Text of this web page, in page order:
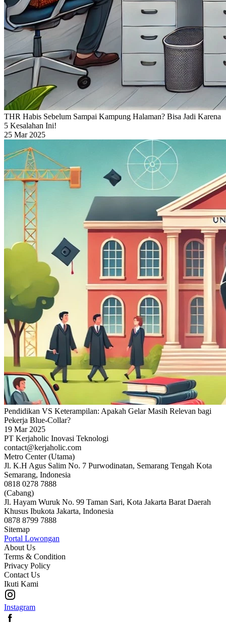
THR Habis Sebelum Sampai Kampung Halaman? Bisa Jadi Karena
5 Kesalahan Ini!
25 Mar 2025
Pendidikan VS Keterampilan: Apakah Gelar Masih Relevan bagi
Pekerja Blue-Collar?
19 Mar 2025
PT Kerjaholic Inovasi Teknologi
contact@kerjaholic.com
Metro Center (Utama)
Jl. K.H Agus Salim No. 7 Purwodinatan, Semarang Tengah Kota
Semarang, Indonesia
0818 0278 7888
(Cabang)
Jl. Hayam Wuruk No. 99 Taman Sari, Kota Jakarta Barat Daerah
Khusus Ibukota Jakarta, Indonesia
0878 8799 7888
Sitemap
Portal Lowongan
About Us
Terms & Condition
Privacy Policy
Contact Us
Ikuti Kami
Instagram